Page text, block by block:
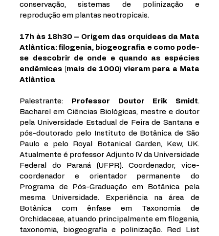
conservação, sistemas de polinização e
reprodução em plantas neotropicais.
17h às 18h30 – Origem das orquídeas da Mata
Atlântica: filogenia, biogeografia e como pode-
se descobrir de onde e quando as espécies
endêmicas (mais de 1000) vieram para a Mata
Atlântica
Palestrante: Professor Doutor Erik Smidt.
Bacharel em Ciências Biológicas, mestre e doutor
pela Universidade Estadual de Feira de Santana e
pós-doutorado pelo Instituto de Botânica de São
Paulo e pelo Royal Botanical Garden, Kew, UK.
Atualmente é professor Adjunto IV da Universidade
Federal do Paraná (UFPR). Coordenador, vice-
coordenador e orientador permanente do
Programa de Pós-Graduação em Botânica pela
mesma Universidade. Experiência na área de
Botânica com ênfase em Taxonomia de
Orchidaceae, atuando principalmente em filogenia,
taxonomia, biogeografia e polinização. Red List